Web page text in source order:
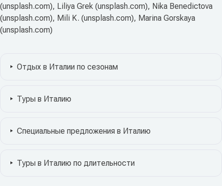
(unsplash.com), Liliya Grek (unsplash.com), Nika Benedictova
(unsplash.com), Mili K. (unsplash.com), Marina Gorskaya
(unsplash.com)
Отдых в Италии по сезонам
Туры в Италию
Специальные предложения в Италию
Туры в Италию по длительности